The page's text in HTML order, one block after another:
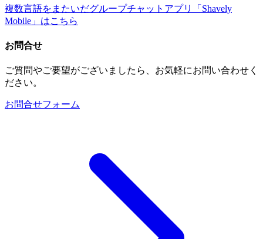
複数言語をまたいだグループチャットアプリ「Shavely
Mobile」はこちら
お問合せ
ご質問やご要望がございましたら、お気軽にお問い合わせく
ださい。
お問合せフォーム